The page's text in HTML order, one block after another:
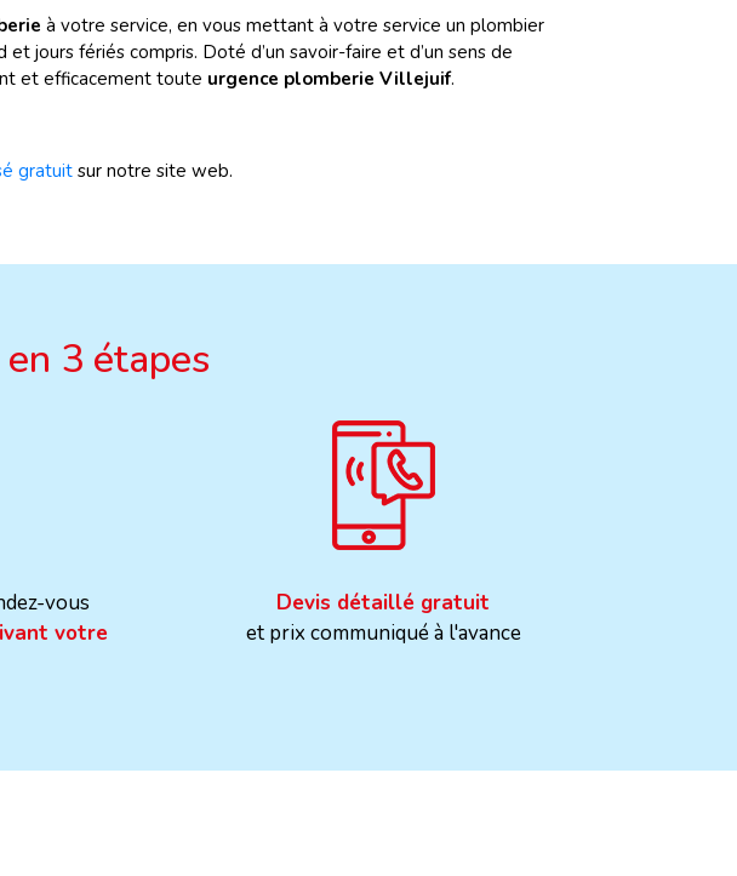
à votre service, en vous mettant à votre service un plombier
jours fériés compris. Doté d’un savoir-faire et d’un sens de
et efficacement toute urgence plomberie Villejuif.
gratuitsur notre site web.
3 étapes
vous
votre
Devis détaillé gratuit
et prix communiqué à l'avance